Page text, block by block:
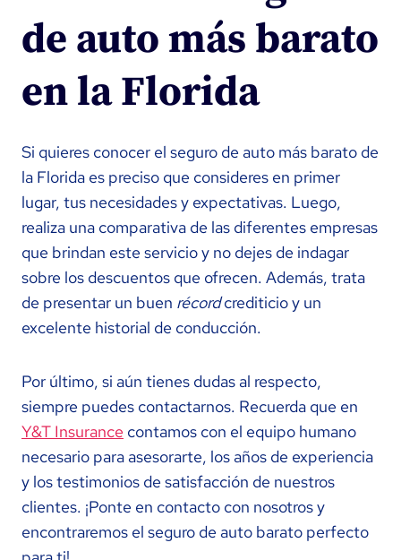
de auto más barato
en la Florida
Si quieres conocer el seguro de auto más barato de
la Florida es preciso que consideres en primer
lugar, tus necesidades y expectativas. Luego,
realiza una comparativa de las diferentes empresas
que brindan este servicio y no dejes de indagar
sobre los descuentos que ofrecen. Además, trata
de presentar un buen récordcrediticio y un
excelente historial de conducción.
Por último, si aún tienes dudas al respecto,
siempre puedes contactarnos. Recuerda que en
Y&T Insurance contamos con el equipo humano
necesario para asesorarte, los años de experiencia
y los testimonios de satisfacción de nuestros
clientes. ¡Ponte en contacto con nosotros y
encontraremos el seguro de auto barato perfecto